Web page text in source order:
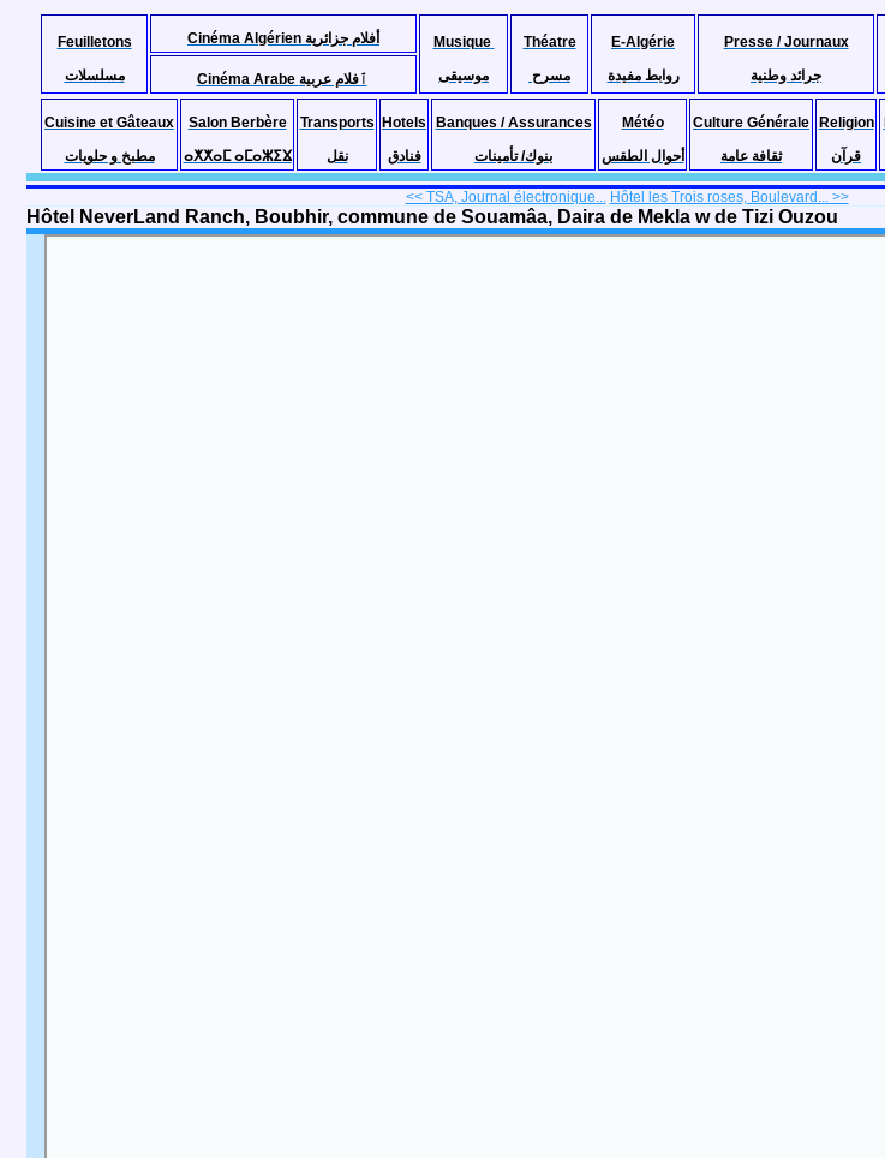
Feuilletons
مسلسلات
Cinéma Algérien أفلام جزائرية
Musique
موسيقى
Théatre
مسرح
E-Algérie
روابط مفيدة
Presse / Journaux
جرائد وطنية
Cinéma Arabe ٱفلام عربية
Cuisine et Gâteaux
مطبخ و حلويات
Salon Berbère
ⴰⵅⵅⴰⵎ ⴰⵎⴰⵣⵉⴴ
Transports
نقل
Hotels
فنادق
Banques / Assurances
بنوك/ تأمينات
Météo
أحوال الطقس
Culture Générale
ثقافة عامة
Religion
قرآن
<< TSA, Journal électronique... Hôtel les Trois roses, Boulevard... >>
Hôtel NeverLand Ranch, Boubhir, commune de Souamâa, Daira de Mekla w de Tizi Ouzou